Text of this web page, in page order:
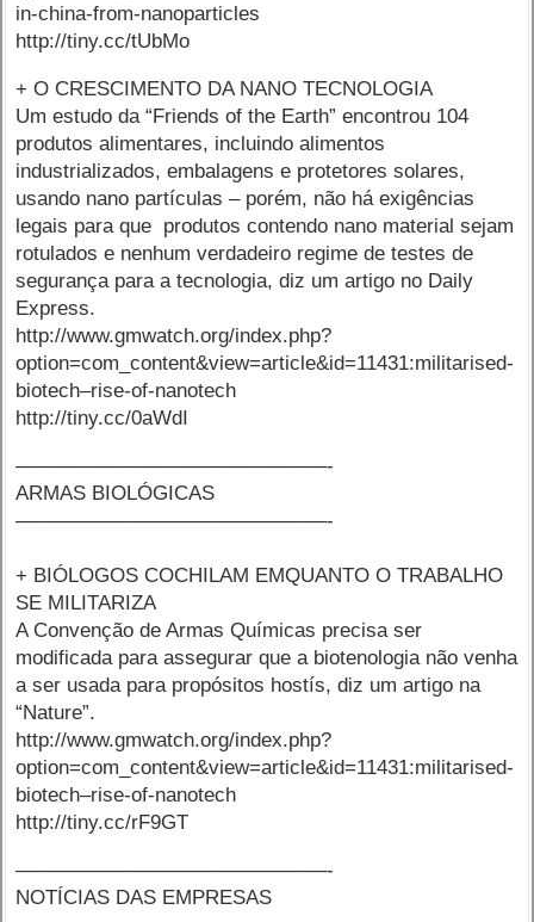
in-china-from-nanoparticles
http://tiny.cc/tUbMo
+ O CRESCIMENTO DA NANO TECNOLOGIA
Um estudo da “Friends of the Earth” encontrou 104
produtos alimentares, incluindo alimentos
industrializados, embalagens e protetores solares,
usando nano partículas – porém, não há exigências
legais para que produtos contendo nano material sejam
rotulados e nenhum verdadeiro regime de testes de
segurança para a tecnologia, diz um artigo no Daily
Express.
http://www.gmwatch.org/index.php?
option=com_content&view=article&id=11431:militarised-
biotech–rise-of-nanotech
http://tiny.cc/0aWdI
–––––––––––––––––––––––––––––-
ARMAS BIOLÓGICAS
–––––––––––––––––––––––––––––-
+ BIÓLOGOS COCHILAM EMQUANTO O TRABALHO
SE MILITARIZA
A Convenção de Armas Químicas precisa ser
modificada para assegurar que a biotenologia não venha
a ser usada para propósitos hostís, diz um artigo na
“Nature”.
http://www.gmwatch.org/index.php?
option=com_content&view=article&id=11431:militarised-
biotech–rise-of-nanotech
http://tiny.cc/rF9GT
–––––––––––––––––––––––––––––-
NOTÍCIAS DAS EMPRESAS